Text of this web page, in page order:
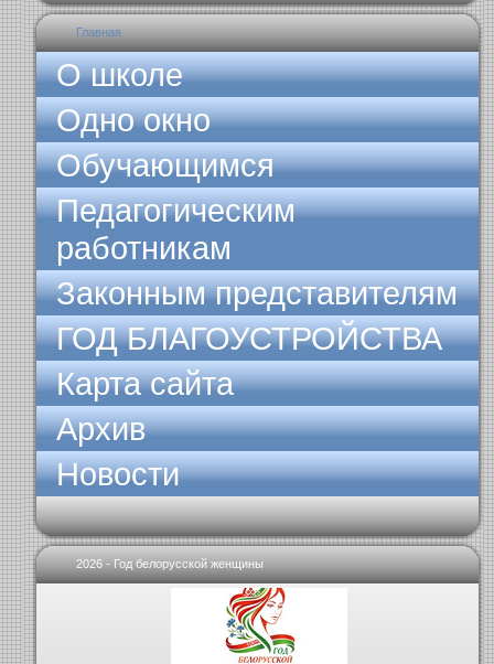
Главная
О школе
Одно окно
Обучающимся
Педагогическим
работникам
Законным представителям
ГОД БЛАГОУСТРОЙСТВА
Карта сайта
Архив
Новости
2026 - Год белорусской женщины